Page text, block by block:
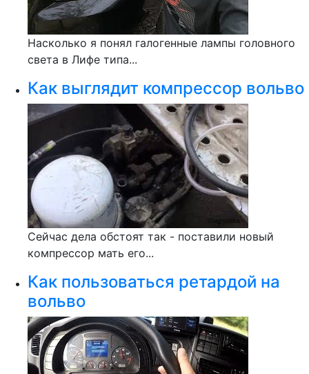
Насколько я понял галогенные лампы головного
света в Лифе типа...
Как выглядит компрессор вольво
Сейчас дела обстоят так - поставили новый
компрессор мать его...
Как пользоваться ретардой на
вольво